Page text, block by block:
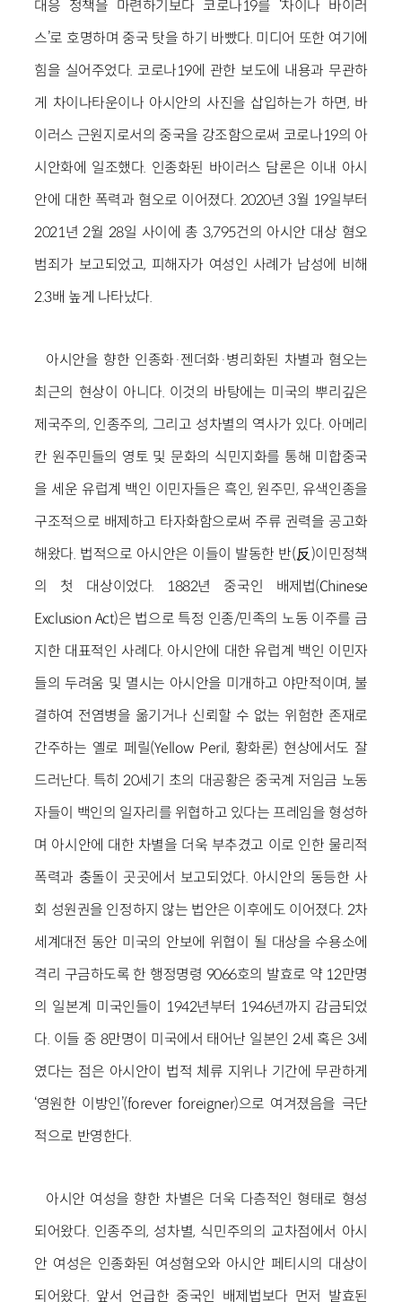
대응 정책을 마련하기보다 코로나19를 ‘차이나 바이러
스’로 호명하며 중국 탓을 하기 바빴다. 미디어 또한 여기에
힘을 실어주었다. 코로나19에 관한 보도에 내용과 무관하
게 차이나타운이나 아시안의 사진을 삽입하는가 하면, 바
이러스 근원지로서의 중국을 강조함으로써 코로나19의 아
시안화에 일조했다. 인종화된 바이러스 담론은 이내 아시
안에 대한 폭력과 혐오로 이어졌다. 2020년 3월 19일부터
2021년 2월 28일 사이에 총 3,795건의 아시안 대상 혐오
범죄가 보고되었고, 피해자가 여성인 사례가 남성에 비해
2.3배 높게 나타났다.
아시안을 향한 인종화·젠더화·병리화된 차별과 혐오는
최근의 현상이 아니다. 이것의 바탕에는 미국의 뿌리깊은
제국주의, 인종주의, 그리고 성차별의 역사가 있다. 아메리
칸 원주민들의 영토 및 문화의 식민지화를 통해 미합중국
을 세운 유럽계 백인 이민자들은 흑인, 원주민, 유색인종을
구조적으로 배제하고 타자화함으로써 주류 권력을 공고화
해왔다. 법적으로 아시안은 이들이 발동한 반(反)이민정책
의 첫 대상이었다. 1882년 중국인 배제법(Chinese
Exclusion Act)은 법으로 특정 인종/민족의 노동 이주를 금
지한 대표적인 사례다. 아시안에 대한 유럽계 백인 이민자
들의 두려움 및 멸시는 아시안을 미개하고 야만적이며, 불
결하여 전염병을 옮기거나 신뢰할 수 없는 위험한 존재로
간주하는 옐로 페릴(Yellow Peril, 황화론) 현상에서도 잘
드러난다. 특히 20세기 초의 대공황은 중국계 저임금 노동
자들이 백인의 일자리를 위협하고 있다는 프레임을 형성하
며 아시안에 대한 차별을 더욱 부추겼고 이로 인한 물리적
폭력과 충돌이 곳곳에서 보고되었다. 아시안의 동등한 사
회 성원권을 인정하지 않는 법안은 이후에도 이어졌다. 2차
세계대전 동안 미국의 안보에 위협이 될 대상을 수용소에
격리 구금하도록 한 행정명령 9066호의 발효로 약 12만명
의 일본계 미국인들이 1942년부터 1946년까지 감금되었
다. 이들 중 8만명이 미국에서 태어난 일본인 2세 혹은 3세
였다는 점은 아시안이 법적 체류 지위나 기간에 무관하게
‘영원한 이방인’(forever foreigner)으로 여겨졌음을 극단
적으로 반영한다.
아시안 여성을 향한 차별은 더욱 다층적인 형태로 형성
되어왔다. 인종주의, 성차별, 식민주의의 교차점에서 아시
안 여성은 인종화된 여성혐오와 아시안 페티시의 대상이
되어왔다. 앞서 언급한 중국인 배제법보다 먼저 발효된